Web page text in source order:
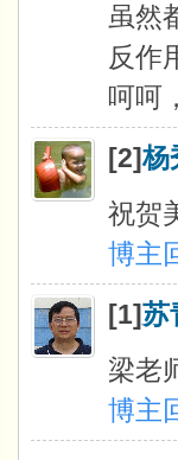
虽然
反作
呵呵
[2]杨
祝贺
博主
[1]苏
梁老
博主